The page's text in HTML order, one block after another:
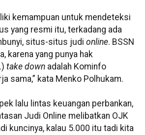
kemampuan untuk mendeteksi
yang resmi itu, terkadang ada
situs-situs judi online. BSSN
karena yang punya hak
take down adalah Kominfo
sama,” kata Menko Polhukam.
lalu lintas keuangan perbankan,
Judi Online melibatkan OJK
kuncinya, kalau 5.000 itu tadi kita